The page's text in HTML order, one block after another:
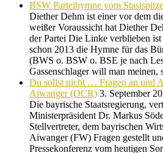
BSW Parteihymne vom
Diether Dehm ist einer vor dem
weißer Voraussicht hat Diether
der Partei Die Linke verblieben ist
schon 2013 die Hymne für das
(BWS o. BSW o. BSE je nach
Gassenschlager will man
Du sollst nicht … Fragen an und
Aiwanger (OCR) 3. September
Die bayrische Staatsregierung,
Ministerpräsident Dr. Markus
Stellvertreter, dem bayrischen
Aiwanger (FW) Fragen gestellt
Pressekonferenz vom heutigen